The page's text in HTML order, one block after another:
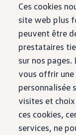
Ces cookies
site web plus
peuvent être
prestataires
sur nos pages.
vous offrir une
personnalisée
visites et choix
ces cookies,
services, ne